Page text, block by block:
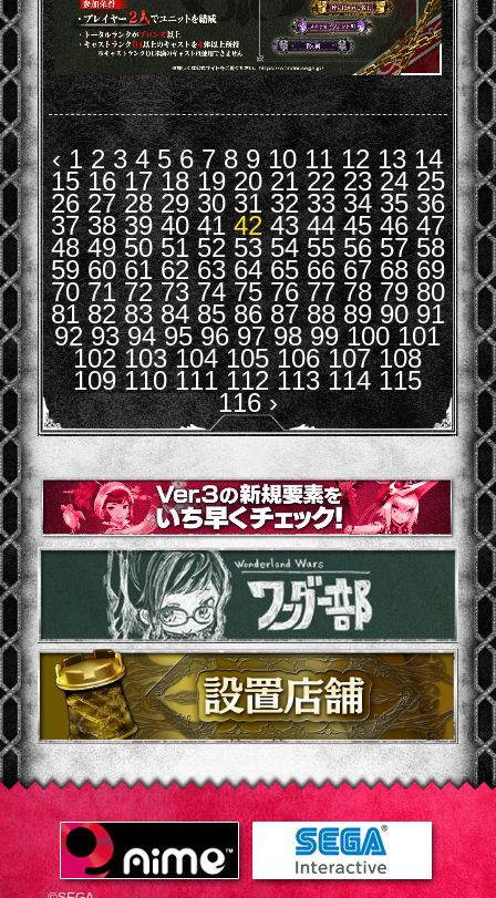
‹ 1 2 3 4 5 6 7 8 9 10 11 12 13 14
15 16 17 18 19 20 21 22 23 24 25
26 27 28 29 30 31 32 33 34 35 36
37 38 39 40 41 42 43 44 45 46 47
48 49 50 51 52 53 54 55 56 57 58
59 60 61 62 63 64 65 66 67 68 69
70 71 72 73 74 75 76 77 78 79 80
81 82 83 84 85 86 87 88 89 90 91
92 93 94 95 96 97 98 99 100 101
102 103 104 105 106 107 108
109 110 111 112 113 114 115
116 ›